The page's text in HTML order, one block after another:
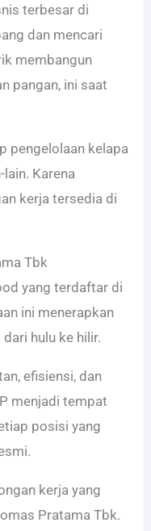
terbesar di
dan mencari
membangun
pangan, ini saat
pengelolaan kelapa
Karena
kerja tersedia di
Tbk
yang terdaftar di
ini menerapkan
hulu ke hilir.
efisiensi, dan
menjadi tempat
posisi yang
kerja yang
Pratama Tbk.